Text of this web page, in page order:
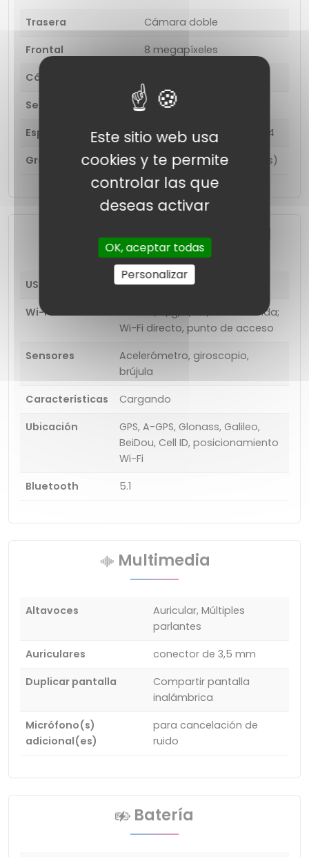
Trasera
Cámara doble
Frontal
8 megapíxeles
Cámara principal
Segunda camara
2 megapíxeles (macro)
Especificaciones
Tamaño de apertura: F2.4
Grabación de vídeo
1920x1080 (Full HD) (30 fps)
Funciones de conectividad
USB
Tipo C (reversible), USB 2.0
Wi-Fi
802.11 a, b, g, n, ac, doble banda;
Wi-Fi directo, punto de acceso
Sensores
Acelerómetro, giroscopio,
brújula
Características
Cargando
Ubicación
GPS, A-GPS, Glonass, Galileo,
BeiDou, Cell ID, posicionamiento
Wi-Fi
Bluetooth
5.1
Multimedia
Altavoces
Auricular, Múltiples
parlantes
Auriculares
conector de 3,5 mm
Duplicar pantalla
Compartir pantalla
inalámbrica
Micrófono(s)
adicional(es)
para cancelación de
ruido
Batería
Este sitio web usa
cookies y te permite
controlar las que
deseas activar
OK, aceptar todas
Personalizar